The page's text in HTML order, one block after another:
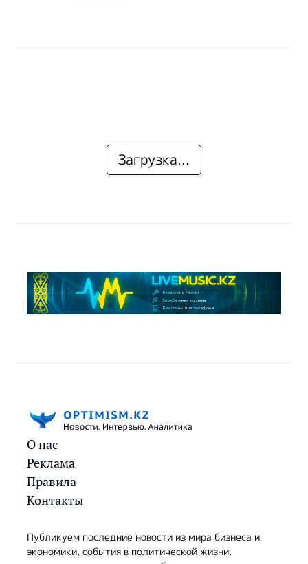
Загрузка...
О нас
Реклама
Правила
Контакты
Публикуем последние новости из мира бизнеса и
экономики, события в политической жизни,